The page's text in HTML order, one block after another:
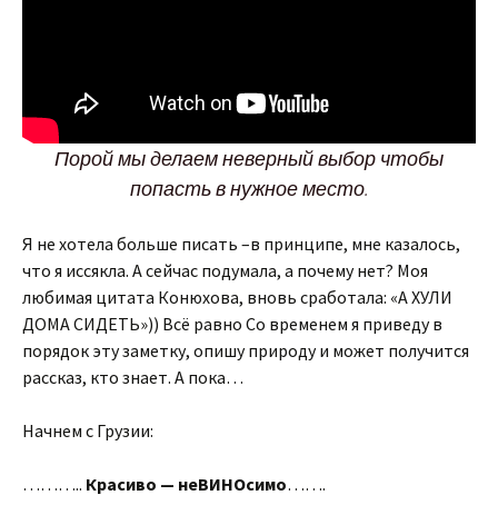
Порой мы делаем неверный выбор чтобы
попасть в нужное место.
Я не хотела больше писать –в принципе, мне казалось,
что я иссякла. А сейчас подумала, а почему нет? Моя
любимая цитата Конюхова, вновь сработала: «А ХУЛИ
ДОМА СИДЕТЬ»)) Всё равно Со временем я приведу в
порядок эту заметку, опишу природу и может получится
рассказ, кто знает. А пока…
Начнем с Грузии:
……….. Красиво — неВИНОсимо…….